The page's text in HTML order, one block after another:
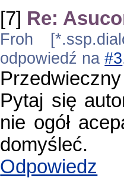
[7] Re:
Froh
odpowiedź na#3
Przedwieczny
Pytaj się
nie ogół
domyśleć.
Odpowiedz